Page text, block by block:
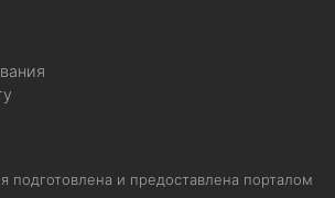
подготовлена и предоставлена порталом